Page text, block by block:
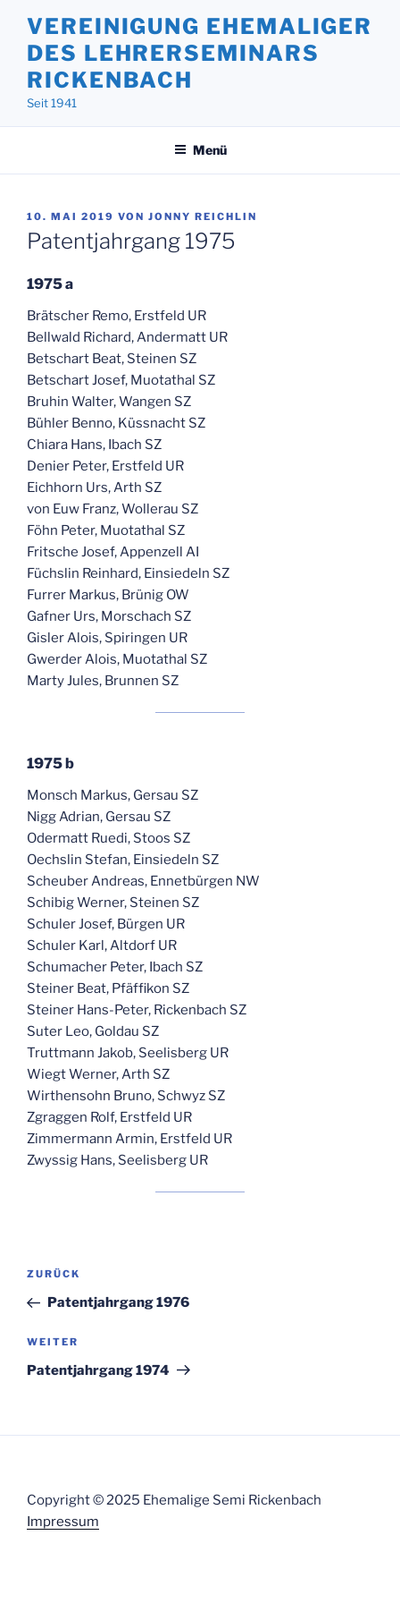
Inhalt
springen
VEREINIGUNG EHEMALIGER
DES LEHRERSEMINARS
RICKENBACH
Seit 1941
Menü
VERÖFFENTLICHT
AM
10. MAI 2019 VON JONNY REICHLIN
Patentjahrgang 1975
1975 a
Brätscher Remo, Erstfeld UR
Bellwald Richard, Andermatt UR
Betschart Beat, Steinen SZ
Betschart Josef, Muotathal SZ
Bruhin Walter, Wangen SZ
Bühler Benno, Küssnacht SZ
Chiara Hans, Ibach SZ
Denier Peter, Erstfeld UR
Eichhorn Urs, Arth SZ
von Euw Franz, Wollerau SZ
Föhn Peter, Muotathal SZ
Fritsche Josef, Appenzell AI
Füchslin Reinhard, Einsiedeln SZ
Furrer Markus, Brünig OW
Gafner Urs, Morschach SZ
Gisler Alois, Spiringen UR
Gwerder Alois, Muotathal SZ
Marty Jules, Brunnen SZ
1975 b
Monsch Markus, Gersau SZ
Nigg Adrian, Gersau SZ
Odermatt Ruedi, Stoos SZ
Oechslin Stefan, Einsiedeln SZ
Scheuber Andreas, Ennetbürgen NW
Schibig Werner, Steinen SZ
Schuler Josef, Bürgen UR
Schuler Karl, Altdorf UR
Schumacher Peter, Ibach SZ
Steiner Beat, Pfäffikon SZ
Steiner Hans-Peter, Rickenbach SZ
Suter Leo, Goldau SZ
Truttmann Jakob, Seelisberg UR
Wiegt Werner, Arth SZ
Wirthensohn Bruno, Schwyz SZ
Zgraggen Rolf, Erstfeld UR
Zimmermann Armin, Erstfeld UR
Zwyssig Hans, Seelisberg UR
Beitragsnavigation
Vorheriger
Beitrag
ZURÜCK
Patentjahrgang 1976
Nächster
Beitrag
WEITER
Patentjahrgang 1974
Copyright © 2025 Ehemalige Semi Rickenbach
Impressum